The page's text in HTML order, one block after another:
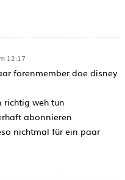
12:17
forenmember doe disney
weh tun
abonnieren
nichtmal für ein paar